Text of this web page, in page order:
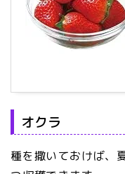
オクラ
種を撒いておけば、